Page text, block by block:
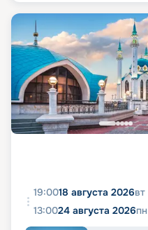
19:0018 августа 2026вт
13:0024 августа 2026пн